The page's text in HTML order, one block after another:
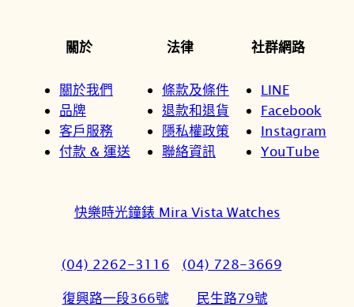
關於
關於我們
品牌
客戶服務
付款 & 運送
法律
條款及條件
退款和退貨
隱私權政策
聯絡資訊
社群網路
LINE
Facebook
Instagram
YouTube
快樂時光鐘錶 Mira Vista Watches
(04) 2262-3116
復興路一段366號
(04) 728-3669
民生路79號